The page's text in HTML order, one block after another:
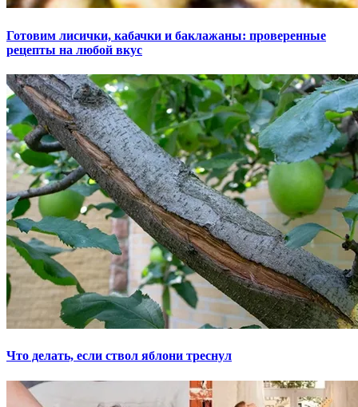
Готовим лисички, кабачки и баклажаны: проверенные
рецепты на любой вкус
Что делать, если ствол яблони треснул